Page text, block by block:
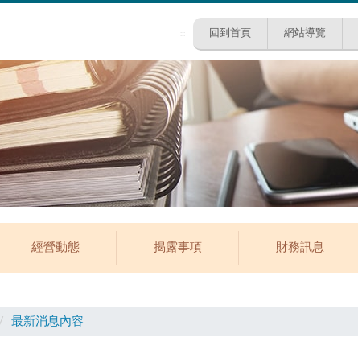
回到首頁 網站導覽
經營動態 揭露事項 財務訊息
最新消息內容